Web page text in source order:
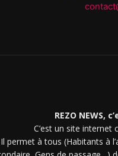
REZO NEWS,
C’est un site internet
Il permet à tous (Habitants à